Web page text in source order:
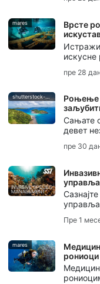
mares
Врсте
пре 28
shutterstock-bell-davey-photography
Роњење
Сањате
девет
пре 30
Пре 1
mares
рониоци